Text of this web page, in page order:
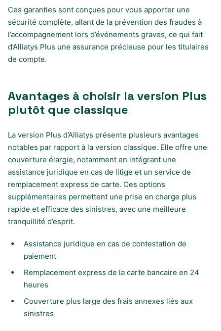
Ces garanties sont conçues pour vous apporter une
sécurité complète, allant de la prévention des fraudes à
l’accompagnement lors d’événements graves, ce qui fait
d’Alliatys Plus une assurance précieuse pour les titulaires
de compte.
Avantages à choisir la version Plus
plutôt que classique
La version Plus d’Alliatys présente plusieurs avantages
notables par rapport à la version classique. Elle offre une
couverture élargie, notamment en intégrant une
assistance juridique en cas de litige et un service de
remplacement express de carte. Ces options
supplémentaires permettent une prise en charge plus
rapide et efficace des sinistres, avec une meilleure
tranquillité d’esprit.
Assistance juridique en cas de contestation de
paiement
Remplacement express de la carte bancaire en 24
heures
Couverture plus large des frais annexes liés aux
sinistres